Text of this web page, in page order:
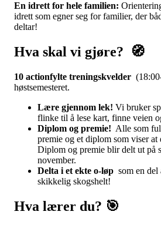
En idrett for hele familien:
idrett som egner seg for familier, der
deltar!
Hva skal vi gjøre? 🧭
10 actionfylte treningskvelder
høstsemesteret.
Lære gjennom lek! Vi bruker
flinke til å lese kart, finne veien
Diplom og premie! Alle som
premie og et diplom som viser at
Diplom og premie blir delt ut på
november.
Delta i et ekte o-løp som en
skikkelig skogshelt!
Hva lærer du? 🎯